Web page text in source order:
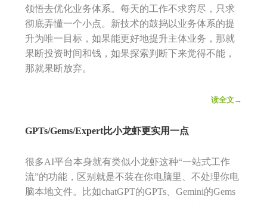
领悟去优化业务体系。每天的工作不求穷尽，只求
彻底弄懂一个小点。新技术的鼓捣以业务体系的提
升为唯一目标，如果能更好地提升主体业务，那就
果断投资时间和钱，如果探索判断下来觉得不能，
那就果断放弃。
读全文→
GPTs/Gems/Expert比小龙虾更实用一点
很多AI平台本身就有类似小龙虾这种“一站式工作
流”的功能，区别就是不装在你电脑里、不处理你电
脑本地文件。比如chatGPT的GPTs、Gemini的Gems